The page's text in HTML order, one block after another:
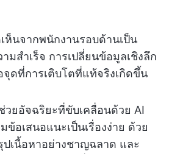
ห็นจากพนักงานรอบด้านเป็น
มสำเร็จ การเปลี่ยนข้อมูลเชิงลึก
จุดที่การเติบโตที่แท้จริงเกิดขึ้น
วยอัจฉริยะที่ขับเคลื่อนด้วย AI
อเสนอแนะเป็นเรื่องง่าย ด้วย
เนื้อหาอย่างชาญฉลาด และ